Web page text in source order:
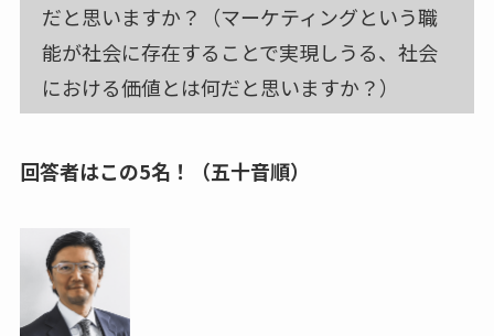
だと思いますか？（マーケティングという職
能が社会に存在することで実現しうる、社会
における価値とは何だと思いますか？）
回答者はこの5名！（五十音順）